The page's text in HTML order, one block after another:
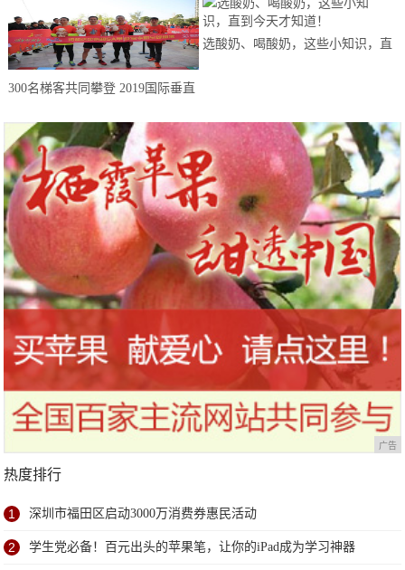
300名梯客共同攀登 2019国际垂直
站欢乐开跑
选酸奶、喝酸奶，这些小知识，直
广告
热度排行
1 深圳市福田区启动3000万消费券惠民活动
2 学生党必备！百元出头的苹果笔，让你的iPad成为学习神器